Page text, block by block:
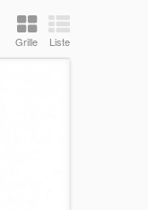
Grille Liste